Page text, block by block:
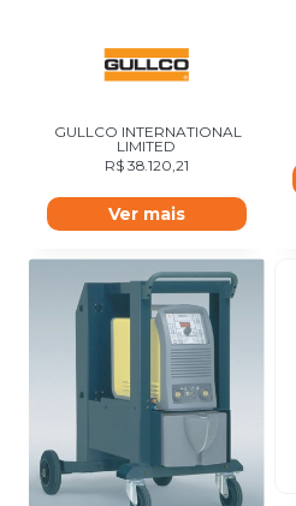
GULLCO INTERNATIONAL
LIMITED
R$ 38.120,21
Ver mais